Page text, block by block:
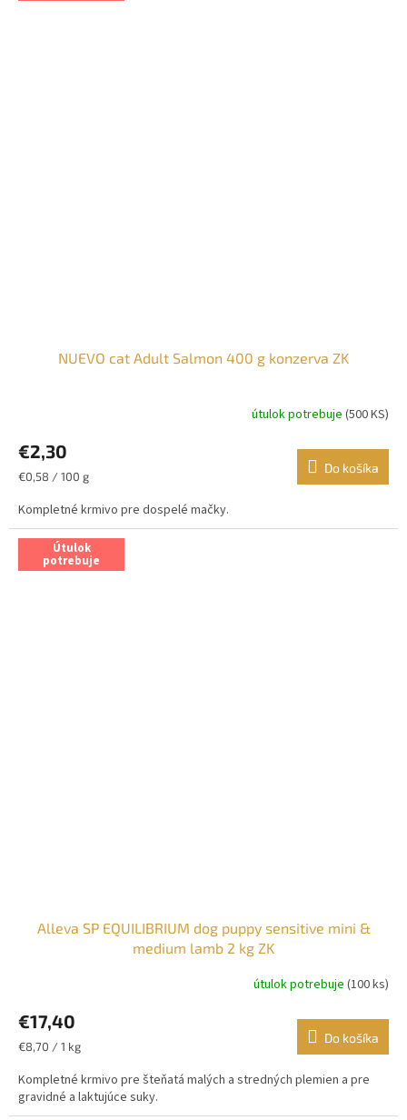
NUEVO cat Adult Salmon 400 g konzerva ZK
útulok potrebuje (500 KS)
€2,30
Jednotková
€0,58 / 100 g
Do košíka
Kompletné krmivo pre dospelé mačky.
Útulok
potrebuje
Alleva SP EQUILIBRIUM dog puppy sensitive mini &
medium lamb 2 kg ZK
útulok potrebuje (100 ks)
€17,40
Jednotková
€8,70 / 1 kg
Do košíka
Kompletné krmivo pre šteňatá malých a stredných plemien a pre
gravidné a laktujúce suky.